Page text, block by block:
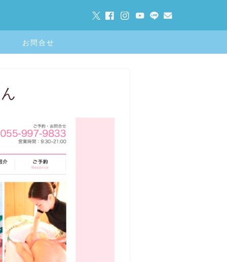
お問合せ